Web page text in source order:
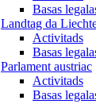
Basas
Landtag da
Activitads
Basas
Parlament austriac
Activitads
Basas